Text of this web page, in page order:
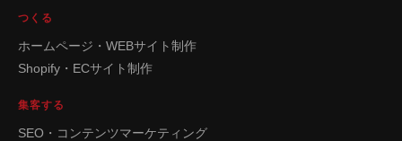
つくる
ホームページ・WEBサイト制作
Shopify・ECサイト制作
集客する
SEO・コンテンツマーケティング